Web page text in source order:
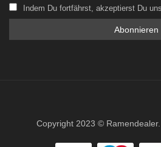
Indem Du fortfährst, akzeptierst Du
Copyright 2023 ©